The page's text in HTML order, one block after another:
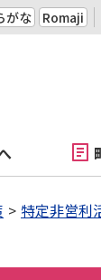
がな Romaji
特定非営利